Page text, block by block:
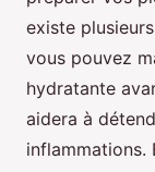
existe plusieurs
vous pouvez
hydratante
aidera à
inflammations.